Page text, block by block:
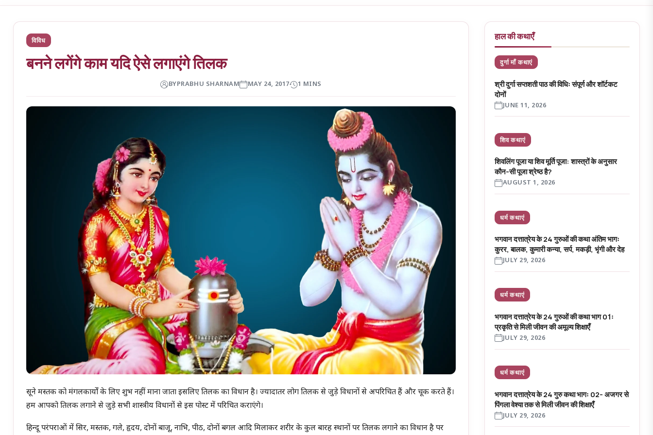
विविध
बनने लगेंगे काम यदि ऐसे लगाएंगे तिलक
BYPRABHU SHARNAM MAY 24, 2017 1 MINS
सूने मस्तक को मंगलकार्यों के लिए शुभ नहीं माना जाता इसलिए तिलक का विधान है। ज्यादातर लोग तिलक से जुड़े विधानों से अपरिचित हैं और चूक करते हैं।
हम आपको तिलक लगाने से जुड़े सभी शास्त्रीय विधानों से इस पोस्ट में परिचित कराएंगे।
हिन्दू परंपराओं में सिर, मस्तक, गले, हृदय, दोनों बाजू, नाभि, पीठ, दोनों बगल आदि मिलाकर शरीर के कुल बारह स्थानों पर तिलक लगाने का विधान है पर
हाल की कथाएँ
दुर्गा माँ कथाएं
श्री दुर्गा सप्तशती पाठ की विधिः संपूर्ण और शॉर्टकट
दोनों
JUNE 11, 2026
शिव कथाएं
शिवलिंग पूजा या शिव मूर्ति पूजा: शास्त्रों के अनुसार
कौन-सी पूजा श्रेष्ठ है?
AUGUST 1, 2026
धर्म कथाएं
भगवान दत्तात्रेय के 24 गुरुओं की कथा अंतिम भागः
कुरर, बालक, कुमारी कन्या, सर्प, मकड़ी, भृंगी और देह
JULY 29, 2026
धर्म कथाएं
भगवान दत्तात्रेय के 24 गुरुओं की कथा भाग 01ः
प्रकृति से मिली जीवन की अमूल्य शिक्षाएँ
JULY 29, 2026
धर्म कथाएं
भगवान दत्तात्रेय के 24 गुरु कथा भागः 02- अजगर से
पिंगला वेश्या तक से मिली जीवन की शिक्षाएँ
JULY 29, 2026